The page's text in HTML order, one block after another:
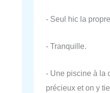
- Seul hic la
- Tranquille.
- Une piscine à la
précieux et on y